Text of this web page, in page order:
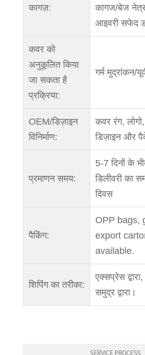
कागज़:
कागज/बेज नेत्र
आइवरी सफेद
कवर को
अनुकूलित किया
जा सकता है
प्रक्रिया:
गर्म मुद्रांकन/
OEM/डिज़ाइन
विनिर्माण:
कवर रंग,
डिज़ाइन और
प्रमाणन समय:
5-7 दिनों के
डिलीवरी का
दिवस
पैकिंग:
OPP bags,
export
available.
शिपिंग का तरीका:
एक्सप्रेस द्वारा,
समुद्र द्वारा।